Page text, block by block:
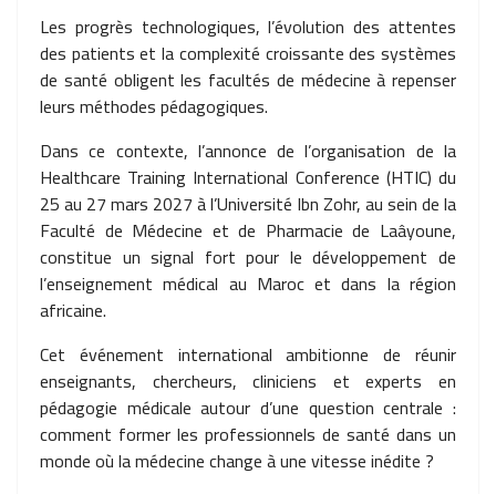
Les progrès technologiques, l’évolution des attentes
des patients et la complexité croissante des systèmes
de santé obligent les facultés de médecine à repenser
leurs méthodes pédagogiques.
Dans ce contexte, l’annonce de l’organisation de la
Healthcare Training International Conference (HTIC) du
25 au 27 mars 2027 à l’Université Ibn Zohr, au sein de la
Faculté de Médecine et de Pharmacie de Laâyoune,
constitue un signal fort pour le développement de
l’enseignement médical au Maroc et dans la région
africaine.
Cet événement international ambitionne de réunir
enseignants, chercheurs, cliniciens et experts en
pédagogie médicale autour d’une question centrale :
comment former les professionnels de santé dans un
monde où la médecine change à une vitesse inédite ?